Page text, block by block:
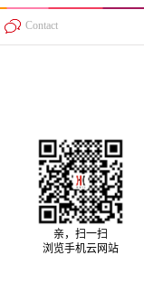
Contact
亲，扫一扫
浏览手机云网站